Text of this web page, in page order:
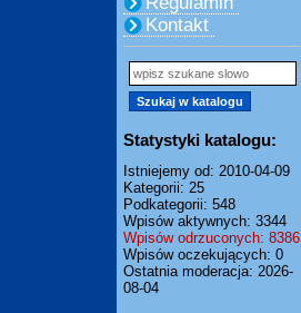
Kontakt
Statystyki katalogu:
Istniejemy od: 2010-04-09
Kategorii: 25
Podkategorii: 548
Wpisów aktywnych: 3344
Wpisów odrzuconych: 8386
Wpisów oczekujących: 0
Ostatnia moderacja: 2026-
08-04